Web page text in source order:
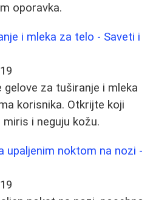
oporavka.
i mleka za telo - Saveti i
za tuširanje i mleka
korisnika. Otkrijte koji
i neguju kožu.
upaljenim noktom na nozi -